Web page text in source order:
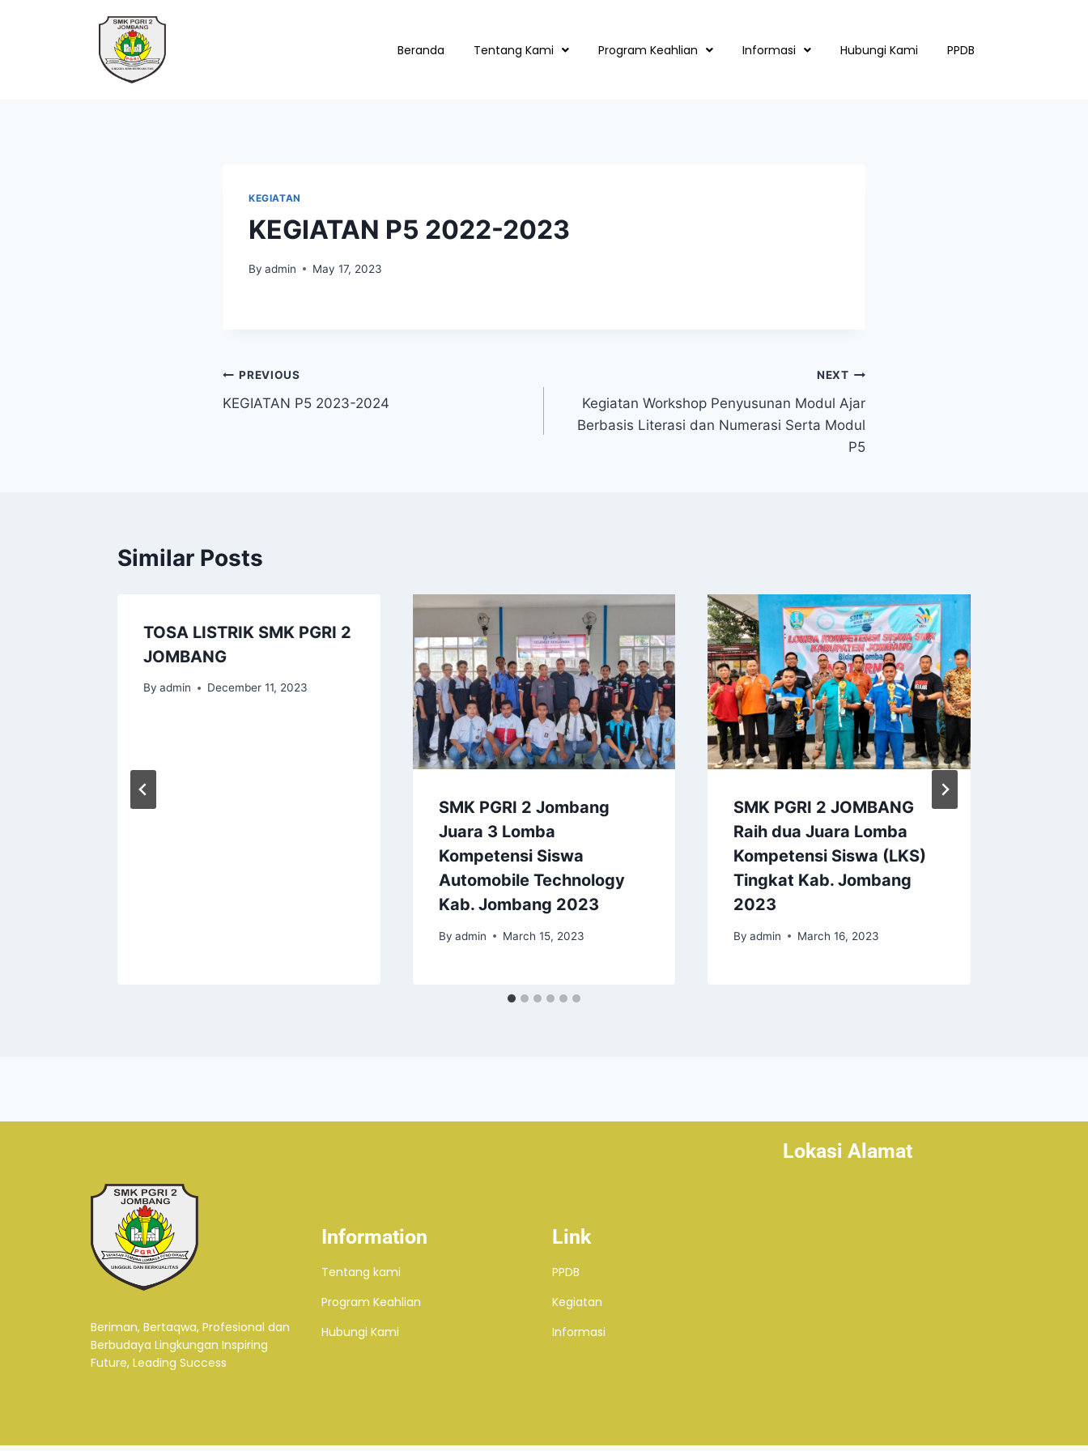
Beranda Tentang Kami Program Keahlian Informasi Hubungi Kami PPDB
KEGIATAN
KEGIATAN P5 2022-2023
By admin May 17, 2023
PREVIOUS
KEGIATAN P5 2023-2024
NEXT
Kegiatan Workshop Penyusunan Modul Ajar
Berbasis Literasi dan Numerasi Serta Modul
P5
Similar Posts
TOSA LISTRIK SMK PGRI 2
JOMBANG
By admin December 11, 2023
SMK PGRI 2 Jombang
Juara 3 Lomba
Kompetensi Siswa
Automobile Technology
Kab. Jombang 2023
By admin March 15, 2023
SMK PGRI 2 JOMBANG
Raih dua Juara Lomba
Kompetensi Siswa (LKS)
Tingkat Kab. Jombang
2023
By admin March 16, 2023
Beriman, Bertaqwa, Profesional dan
Berbudaya Lingkungan Inspiring
Future, Leading Success
Information
Tentang kami
Program Keahlian
Hubungi Kami
Link
PPDB
Kegiatan
Informasi
Lokasi Alamat